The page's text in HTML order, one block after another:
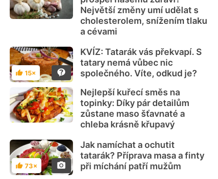
Největší změny umí udělat s
cholesterolem, snížením tlaku
a cévami
Hodnocení
15×
KVÍZ: Tatarák vás překvapí. S
tatary nemá vůbec nic
společného. Víte, odkud je?
Nejlepší kuřecí směs na
topinky: Díky pár detailům
zůstane maso šťavnaté a
chleba krásně křupavý
Hodnocení
73×
Jak namíchat a ochutit
tatarák? Příprava masa a finty
při míchání patří mužům